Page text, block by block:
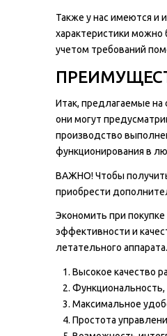
Также у нас имеются и
характеристики можно
учетом требований
Итак, предлагаемые на
они могут
производство
функционирования в
ВАЖНО! Чтобы
приобрести
Экономить при
эффективности и
летательного
Высокое качество
Максимальное
Простота